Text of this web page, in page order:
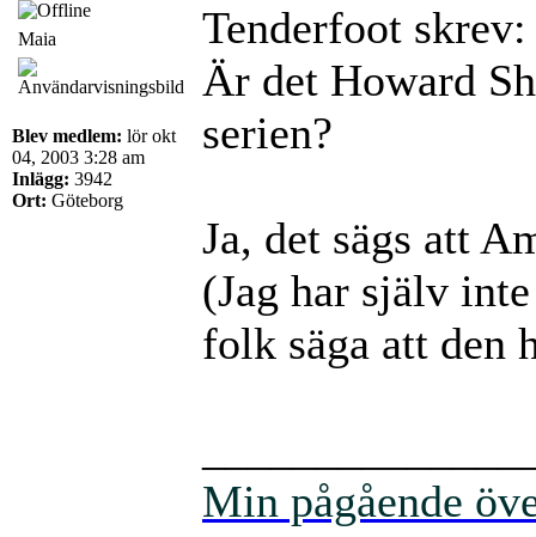
Maia
Blev medlem: lör okt
04, 2003 3:28 am
Inlägg: 3942
Ort: Göteborg
Tenderfoot skrev:
Är det Howard
serien?
Ja, det sägs att
(Jag har själv
folk säga att den
Min pågående